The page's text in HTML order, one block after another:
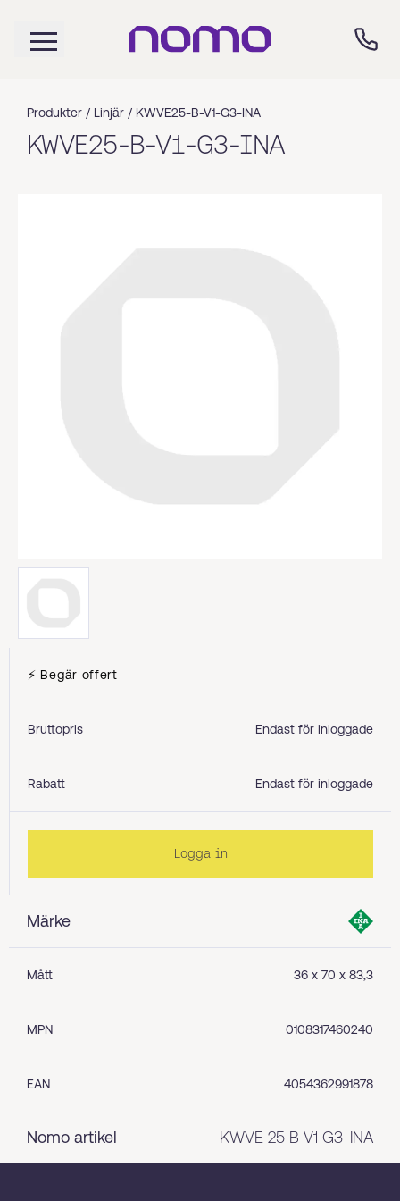
Produkter / Linjär / KWVE25-B-V1-G3-INA
KWVE25-B-V1-G3-INA
Märke
Mått 36 x 70 x 83,3
MPN 0108317460240
EAN 4054362991878
Nomo artikel KWVE 25 B V1 G3-INA
⚡ Begär offert
Bruttopris Endast för inloggade
Rabatt Endast för inloggade
Logga in